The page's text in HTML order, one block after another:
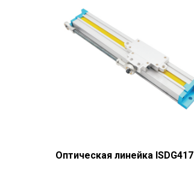
Оптическая линейка ISDG417